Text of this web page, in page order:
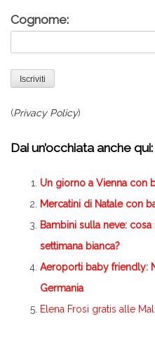
Cognome:
(Privacy Policy)
Dai un’occhiata anche qui:
Un giorno a Vienna con
Mercatini di Natale con
Bambini sulla neve:
settimana bianca?
Aeroporti baby friendly:
Germania
Elena Frosi gratis alle